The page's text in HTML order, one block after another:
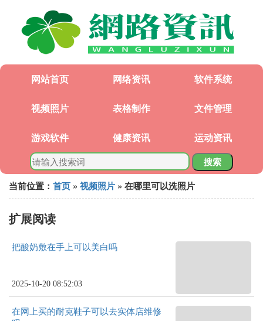
网站首页 网络资讯 软件系统
视频照片 表格制作 文件管理
游戏软件 健康资讯 运动资讯
搜索
当前位置： 首页 » 视频照片 » 在哪里可以洗照片
扩展阅读
把酸奶敷在手上可以美白吗
2025-10-20 08:52:03
在网上买的耐克鞋子可以去实体店维修